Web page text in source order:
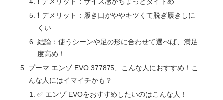
❗ デメリット：履き口がややキツくて脱ぎ履きしに
くい
結論：使うシーンや足の形に合わせて選べば、満足
度高め！
プーマ エンゾ EVO 377875、こんな人におすすめ！こ
んな人にはイマイチかも？
✅ エンゾ EVOをおすすめしたいのはこんな人！